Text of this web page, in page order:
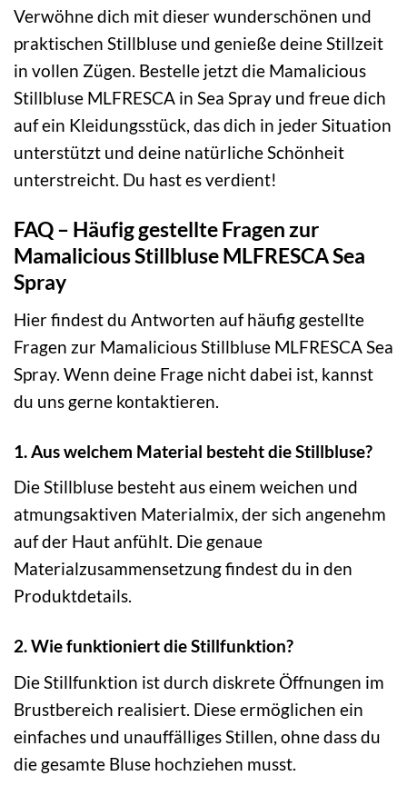
Verwöhne dich mit dieser wunderschönen und
praktischen Stillbluse und genieße deine Stillzeit
in vollen Zügen. Bestelle jetzt die Mamalicious
Stillbluse MLFRESCA in Sea Spray und freue dich
auf ein Kleidungsstück, das dich in jeder Situation
unterstützt und deine natürliche Schönheit
unterstreicht. Du hast es verdient!
FAQ – Häufig gestellte Fragen zur
Mamalicious Stillbluse MLFRESCA Sea
Spray
Hier findest du Antworten auf häufig gestellte
Fragen zur Mamalicious Stillbluse MLFRESCA Sea
Spray. Wenn deine Frage nicht dabei ist, kannst
du uns gerne kontaktieren.
1. Aus welchem Material besteht die Stillbluse?
Die Stillbluse besteht aus einem weichen und
atmungsaktiven Materialmix, der sich angenehm
auf der Haut anfühlt. Die genaue
Materialzusammensetzung findest du in den
Produktdetails.
2. Wie funktioniert die Stillfunktion?
Die Stillfunktion ist durch diskrete Öffnungen im
Brustbereich realisiert. Diese ermöglichen ein
einfaches und unauffälliges Stillen, ohne dass du
die gesamte Bluse hochziehen musst.